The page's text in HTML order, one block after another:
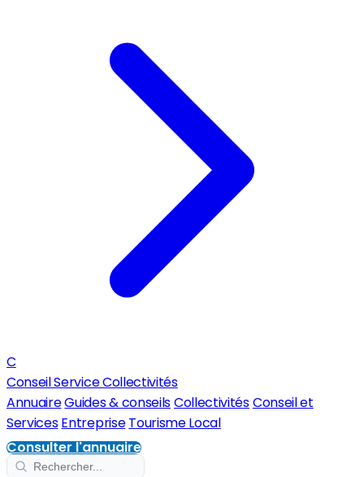
C
Conseil Service Collectivités
AnnuaireGuides & conseilsCollectivitésConseil et
ServicesEntreprise Tourisme Local
Consulter l'annuaire